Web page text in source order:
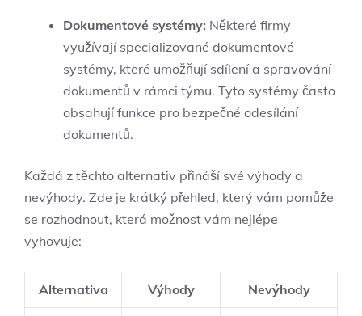
Dokumentové systémy: Některé firmy
využívají specializované dokumentové
systémy, které umožňují sdílení a spravování
dokumentů v rámci týmu. Tyto systémy často
obsahují funkce pro bezpečné odesílání
dokumentů.
Každá z těchto alternativ přináší své výhody a
nevýhody. Zde je krátký přehled, který vám pomůže
se rozhodnout, která možnost vám nejlépe
vyhovuje:
Alternativa Výhody Nevýhody